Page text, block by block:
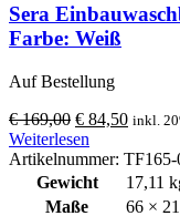
Sera
Farbe: Weiß
Auf Bestellung
€169,00 Ursprünglicher
Preis
war:
€ 169,00
€ 84,50
ist:
€
inkl.
Weiterlesen
Artikelnummer:
Gewicht
17,11
Maße
66 ×